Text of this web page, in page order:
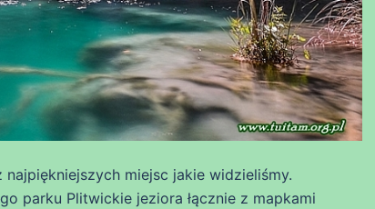
miejsc jakie widzieliśmy.
parku Plitwickie jeziora łącznie z mapkami